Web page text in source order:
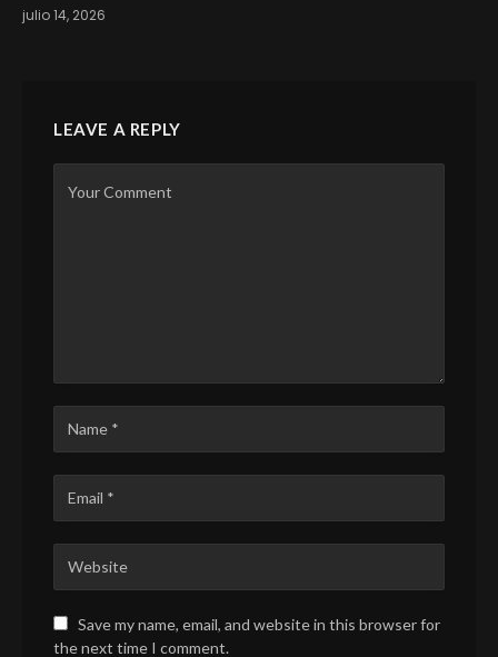
julio 14, 2026
LEAVE A REPLY
Save my name, email, and website in this browser for
the next time I comment.